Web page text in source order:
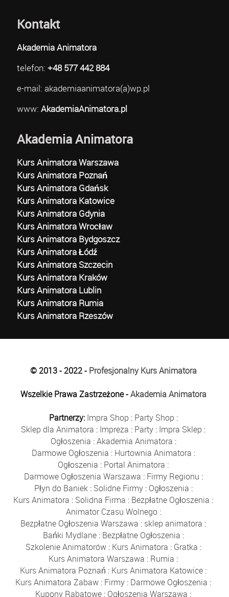
Kontakt
Akademia Animatora
telefon: +48 577 442 884
e-mail: akademiaanimatora(a)wp.pl
www: AkademiaAnimatora.pl
Akademia Animatora
Kurs Animatora Warszawa
Kurs Animatora Poznań
Kurs Animatora Gdańsk
Kurs Animatora Katowice
Kurs Animatora Gdynia
Kurs Animatora Wrocław
Kurs Animatora Bydgoszcz
Kurs Animatora Łódź
Kurs Animatora Szczecin
Kurs Animatora Kraków
Kurs Animatora Lublin
Kurs Animatora Rumia
Kurs Animatora Rzeszów
© 2013 - 2022 - Profesjonalny Kurs Animatora
Wszelkie Prawa Zastrzeżone -Akademia Animatora
Partnerzy: Impra Shop : Party Shop :
Sklep dla Animatora : Impreza : Party : Impra Sklep :
Ogłoszenia :Akademia Animatora :
Darmowe Ogłoszenia : Hurtownia Animatora :
Ogłoszenia : Portal Animatora :
Darmowe Ogłoszenia Warszawa : Firmy Regionu :
Płyn do Baniek: Solidne Firmy: Ogłoszenia :
Kurs Animatora : Solidna Firma : Bezpłatne Ogłoszenia :
Animator Czasu Wolnego:
Bezpłatne Ogłoszenia Warszawa : sklep animatora :
Bańki Mydlane: Bezpłatne Ogłoszenia :
Szkolenie Animatorów: Kurs Animatora : Gratka :
Kurs Animatora Warszawa : Rumia :
Kurs Animatora Poznań : Kurs Animatora Katowice :
Kurs Animatora Zabaw : Firmy : Darmowe Ogłoszenia :
Kupony Rabatowe : Ogłoszenia Warszawa :